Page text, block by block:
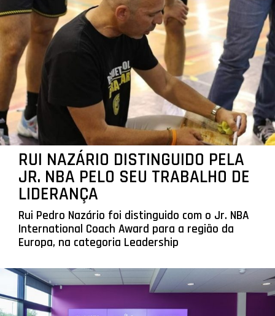
RUI NAZÁRIO DISTINGUIDO PELA
JR. NBA PELO SEU TRABALHO DE
LIDERANÇA
Rui Pedro Nazário foi distinguido com o Jr. NBA
International Coach Award para a região da
Europa, na categoria Leadership